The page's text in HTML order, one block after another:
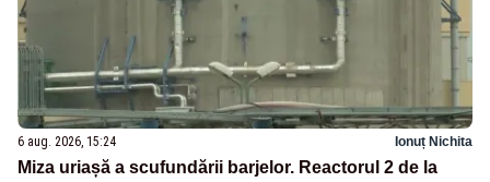
6 aug. 2026, 15:24 Ionuț Nichita
Miza uriașă a scufundării barjelor. Reactorul 2 de la